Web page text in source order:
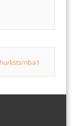
lists/nba1